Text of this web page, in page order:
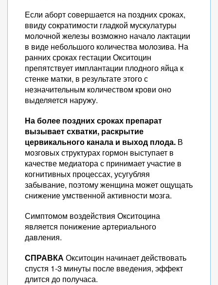
Если аборт совершается на поздних сроках,
ввиду сократимости гладкой мускулатуры
молочной железы возможно начало лактации
в виде небольшого количества молозива. На
ранних сроках гестации Окситоцин
препятствует имплантации плодного яйца к
стенке матки, в результате этого с
незначительным количеством крови оно
выделяется наружу.
На более поздних сроках препарат
вызывает схватки, раскрытие
цервикального канала и выход плода. В
мозговых структурах гормон выступает в
качестве медиатора с принимает участие в
когнитивных процессах, усугубляя
забывание, поэтому женщина может ощущать
снижение умственной активности мозга.
Симптомом воздействия Окситоцина
является понижение артериального
давления.
СПРАВКА Окситоцин начинает действовать
спустя 1-3 минуты после введения, эффект
длится до получаса.